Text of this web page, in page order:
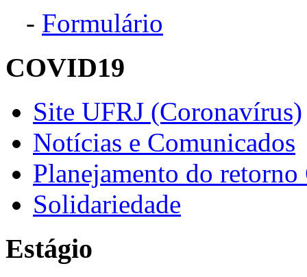
- Formulário
COVID19
Site UFRJ (Coronavírus)
Notícias e Comunicados
Planejamento do retorno
Solidariedade
Estágio